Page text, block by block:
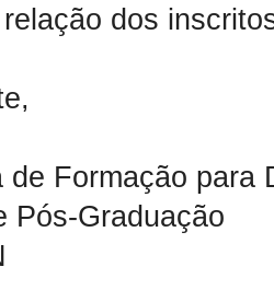
dos
de Formação para
Pós-Graduação